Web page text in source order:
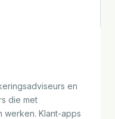
en
die met
werken. Klant-apps